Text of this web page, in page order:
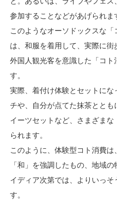
参加することなどがあげられま
このようなオーソドックスな
は、和服を着用して、実際に
外国人観光客を意識した「コ
す。
実際、着付け体験とセットに
チや、自分が点てた抹茶とと
イーツセットなど、さまざま
られます。
このように、体験型コト消費は
「和」を強調したもの、地域
イディア次第では、よりいっ
す。